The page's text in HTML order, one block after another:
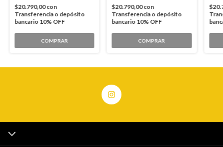
$20.790,00con
Transferencia o depósito
bancario 10% OFF
COMPRAR
$20.790,00con
Transferencia o depósito
bancario 10% OFF
COMPRAR